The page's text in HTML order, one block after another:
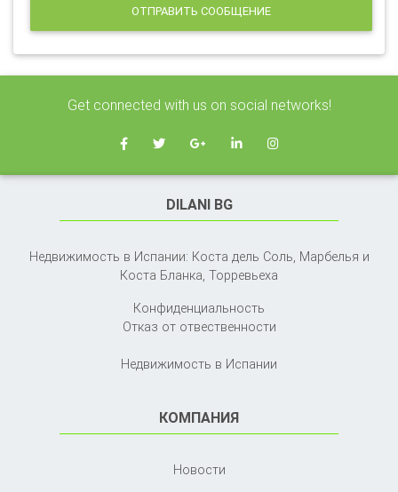
ОТПРАВИТЬ СООБЩЕНИЕ
Get connected with us on social networks!
DILANI BG
Недвижимость в Испании: Коста дель Соль, Марбелья и
Коста Бланка, Торревьеха
Конфиденциальность
Отказ от отвественности
Недвижимость в Испании
КОМПАНИЯ
Новости